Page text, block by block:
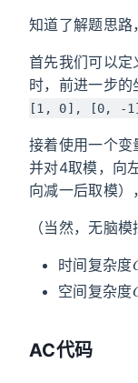
知道了解题思路
首先我们可以定
时，前进一步的
[1, 0], [0, -
接着使用一个变
并对4取模，向
向减一后取模）
（当然，无脑
时间复杂度
空间复杂度
AC代码